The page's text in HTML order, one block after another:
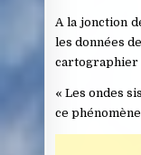
A la jonction
les données
cartographier
« Les ondes
ce